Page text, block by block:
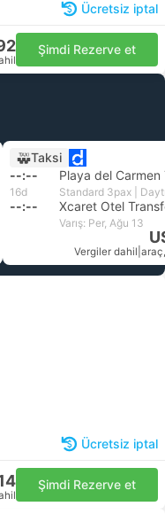
Ücretsiz iptal
Şimdi Rezerve et
Taksi
--:--
Playa del Carmen
16d
--:--
Varış: Per, Ağu 13
Vergiler dahil
Ücretsiz iptal
Şimdi Rezerve et